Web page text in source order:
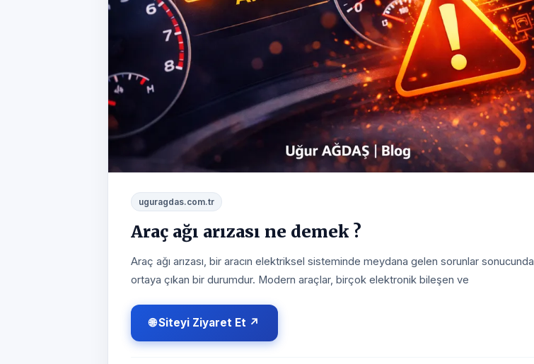
uguragdas.com.tr
Araç ağı arızası ne demek ?
Araç ağı arızası, bir aracın elektriksel sisteminde meydana gelen sorunlar sonucunda
ortaya çıkan bir durumdur. Modern araçlar, birçok elektronik bileşen ve
🌐 Siteyi Ziyaret Et ↗